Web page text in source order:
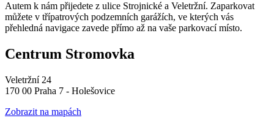
Autem k nám přijedete z ulice Strojnické a Veletržní. Zaparkovat
můžete v třípatrových podzemních garážích, ve kterých vás
přehledná navigace zavede přímo až na vaše parkovací místo.
Centrum Stromovka
Veletržní 24
170 00 Praha 7 - Holešovice
Zobrazit na mapách